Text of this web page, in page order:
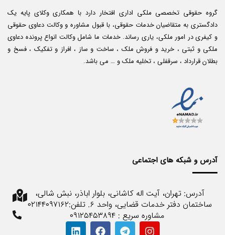
گروه حقوقی تخصصی ملکی اداری افتخار دارد با همکاری وکلای پایه یک
دادگستری به متقاضیان خدمات حقوقی، با قبول مشاوره و وکالت دعاوی حقوقی
و کیفری در امور ملکی، یاری رساند. خدمات ما شامل وکالت انواع پرونده دعاوی
ملکی و ثبتی ، خرید و فروش ملک ، ساخت و ساز ، افراز و تفکیک ، فسخ و
بطلان قرارداد ، سرقفلی ، تخلیه ملک و … می باشد.
آدرس و شبکه های اجتماعی
آدرس: تهران، آیت اله کاشانی، بلوار اباذر، نبش شالی،
ساختمان دفتر خدمات قضایی، واحد ۶. تلفن:۰۲۱۴۴۰۹۷۱۶۲
مشاوره سریع : ۰۹۱۲۵۴۵۳۸۹۴